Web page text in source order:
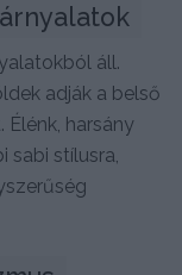
áll.
adják a belső
harsány
sabi stílusra,